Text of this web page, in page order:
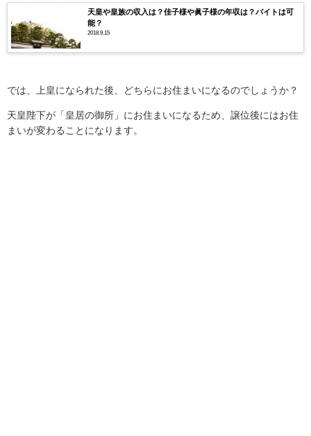
天皇や皇族の収入は？佳子様や眞子様の年収は？バイトは可
能？
2018.9.15
では、上皇になられた後、どちらにお住まいになるのでしょうか？
天皇陛下が「皇居の御所」にお住まいになるため、譲位後にはお住
まいが変わることになります。